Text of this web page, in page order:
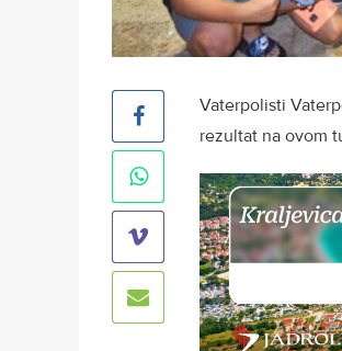
Vaterpolisti
rezultat na ovom